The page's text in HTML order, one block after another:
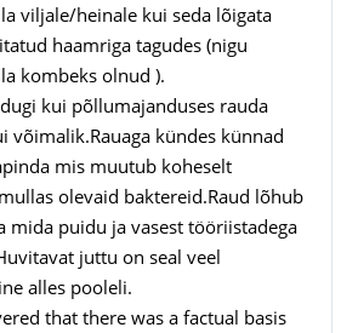
viljale/heinale kui seda lõigata
haamriga tagudes (nigu
kombeks olnud ).
kui põllumajanduses rauda
võimalik.Rauaga kündes künnad
mis muutub koheselt
olevaid baktereid.Raud lõhub
mida puidu ja vasest tööriistadega
juttu on seal veel
alles pooleli.
that there was a factual basis